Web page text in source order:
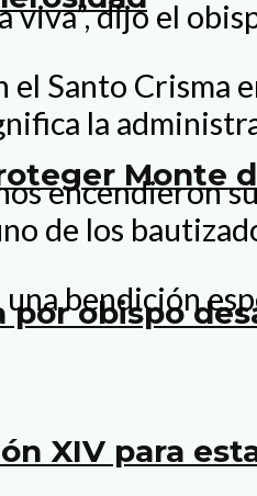
Monte
por obispo
XIV para
viva”, dijo el
el Santo Crisma
la
encendieron
de los
bendición